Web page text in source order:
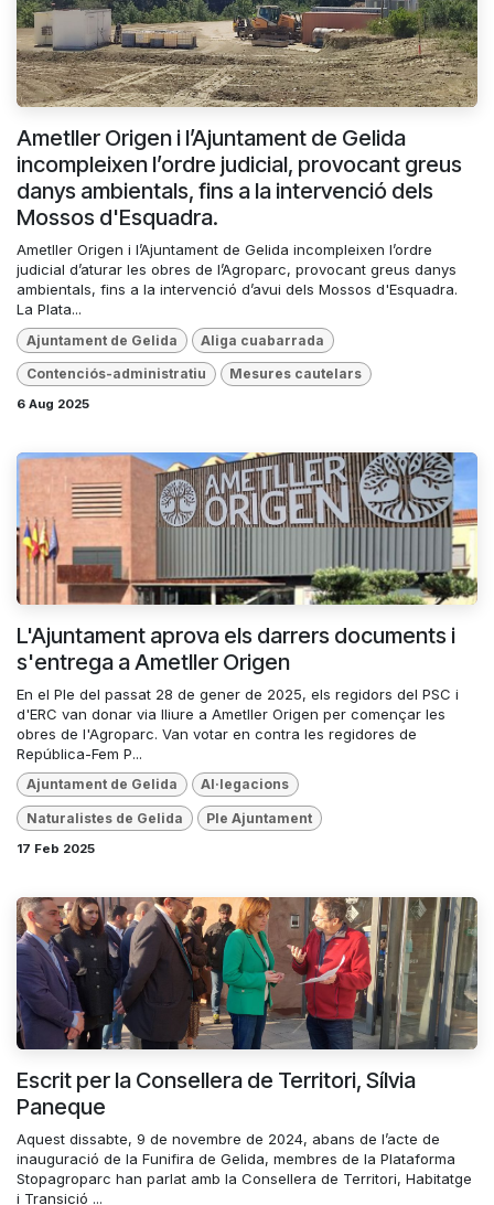
Ametller Origen i l’Ajuntament de Gelida
incompleixen l’ordre judicial, provocant greus
danys ambientals, fins a la intervenció dels
Mossos d'Esquadra.
Ametller Origen i l’Ajuntament de Gelida incompleixen l’ordre
judicial d’aturar les obres de l’Agroparc, provocant greus danys
ambientals, fins a la intervenció d’avui dels Mossos d'Esquadra.
La Plata...
Ajuntament de Gelida Aliga cuabarrada
Contenciós-administratiu Mesures cautelars
6 Aug 2025
L'Ajuntament aprova els darrers documents i
s'entrega a Ametller Origen
En el Ple del passat 28 de gener de 2025, els regidors del PSC i
d'ERC van donar via lliure a Ametller Origen per començar les
obres de l'Agroparc. Van votar en contra les regidores de
República-Fem P...
Ajuntament de Gelida Al·legacions
Naturalistes de Gelida Ple Ajuntament
17 Feb 2025
Escrit per la Consellera de Territori, Sílvia
Paneque
Aquest dissabte, 9 de novembre de 2024, abans de l’acte de
inauguració de la Funifira de Gelida, membres de la Plataforma
Stopagroparc han parlat amb la Consellera de Territori, Habitatge
i Transició ...